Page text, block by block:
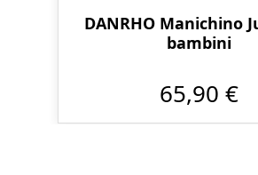
DANRHO Manichino
bambini
65,90 €